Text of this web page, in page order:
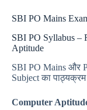
SBI PO Mains
SBI PO Syllabus –
Aptitude
SBI PO Mains और
Subject का पाठ्यक्रम
Computer